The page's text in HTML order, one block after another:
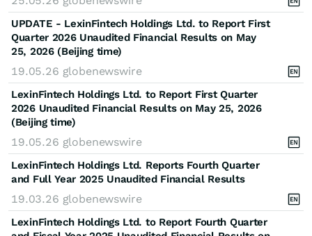
UPDATE - LexinFintech Holdings Ltd. to Report First
Quarter 2026 Unaudited Financial Results on May
25, 2026 (Beijing time)
19.05.26 globenewswire
LexinFintech Holdings Ltd. to Report First Quarter
2026 Unaudited Financial Results on May 25, 2026
(Beijing time)
19.05.26 globenewswire
LexinFintech Holdings Ltd. Reports Fourth Quarter
and Full Year 2025 Unaudited Financial Results
19.03.26 globenewswire
LexinFintech Holdings Ltd. to Report Fourth Quarter